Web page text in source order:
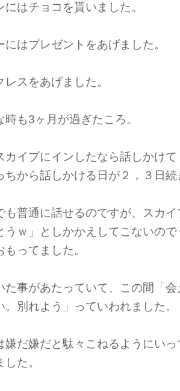
はチョコを貰いました。
はプレゼントをあげました。
スをあげました。
も3ヶ月が過ぎたころ。
イプにインしたなら話しかけ
ちから話しかける日が２，３日
普通に話せるのですが、スカ
うｗ」としかかえしてこないの
ってました。
事があたっていて、この間「
別れよう」っていわれました。
だ嫌だと駄々こねるようにいっ
た。